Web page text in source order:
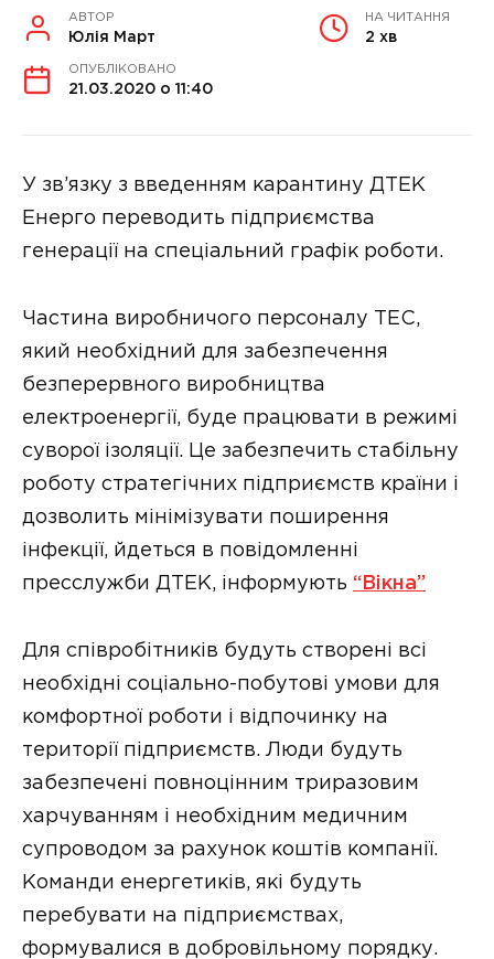
АВТОР
Юлія Март
НА ЧИТАННЯ
2 хв
ОПУБЛІКОВАНО
21.03.2020 о 11:40
У зв’язку з введенням карантину ДТЕК
Енерго переводить підприємства
генерації на спеціальний графік роботи.
Частина виробничого персоналу ТЕС,
який необхідний для забезпечення
безперервного виробництва
електроенергії, буде працювати в режимі
суворої ізоляції. Це забезпечить стабільну
роботу стратегічних підприємств країни і
дозволить мінімізувати поширення
інфекції, йдеться в повідомленні
пресслужби ДТЕК, інформують “Вікна”
Для співробітників будуть створені всі
необхідні соціально-побутові умови для
комфортної роботи і відпочинку на
території підприємств. Люди будуть
забезпечені повноцінним триразовим
харчуванням і необхідним медичним
супроводом за рахунок коштів компанії.
Команди енергетиків, які будуть
перебувати на підприємствах,
формувалися в добровільному порядку.